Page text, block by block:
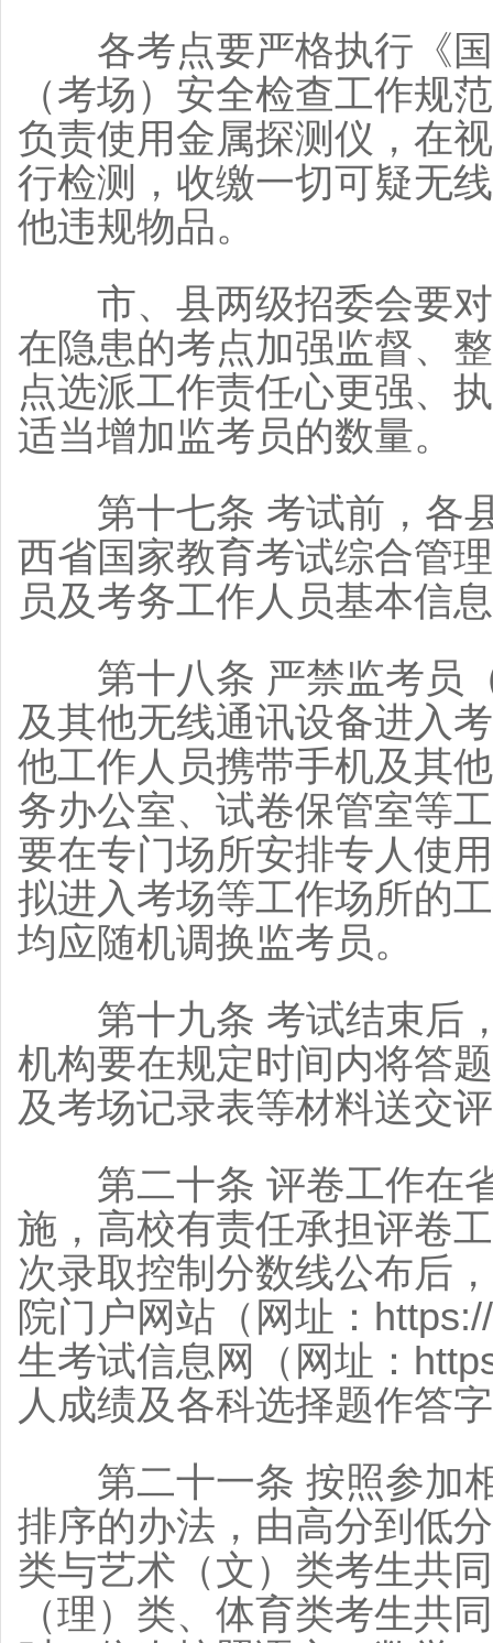
各考点要严格执行《国
（考场）安全检查工作规
负责使用金属探测仪，在
行检测，收缴一切可疑无
他违规物品。
市、县两级招委会要对
在隐患的考点加强监督、
点选派工作责任心更强、
适当增加监考员的数量。
第十七条 考试前，各县
西省国家教育考试综合管
员及考务工作人员基本信
第十八条 严禁监考员（
及其他无线通讯设备进入
他工作人员携带手机及其
务办公室、试卷保管室等
要在专门场所安排专人使
拟进入考场等工作场所的
均应随机调换监考员。
第十九条 考试结束后，
机构要在规定时间内将答
及考场记录表等材料送交
第二十条 评卷工作在省
施，高校有责任承担评卷
次录取控制分数线公布后
院门户网站（网址：
生考试信息网（网址：
人成绩及各科选择题作答
第二十一条 按照参加相
排序的办法，由高分到低
类与艺术（文）类考生共
（理）类、体育类考生共